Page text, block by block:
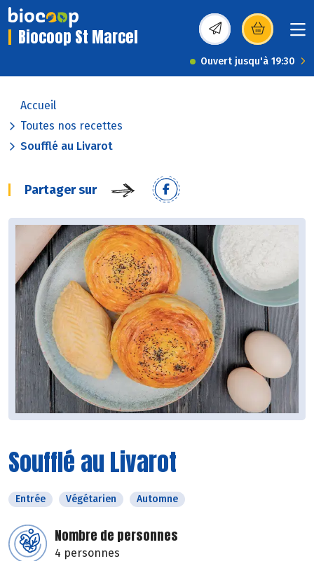
Biocoop St Marcel (s’ouvre dans une
Ouvert jusqu'à 19:30
Accueil
Toutes nos recettes
Soufflé au Livarot
Partager sur
Soufflé au Livarot
Entrée Végétarien Automne
Nombre de personnes
4 personnes